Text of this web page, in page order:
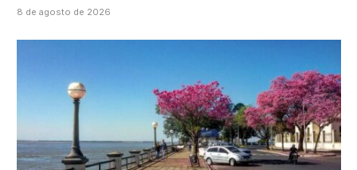
8 de agosto de 2026